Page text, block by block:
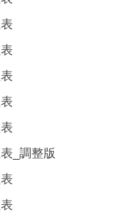
_調整版